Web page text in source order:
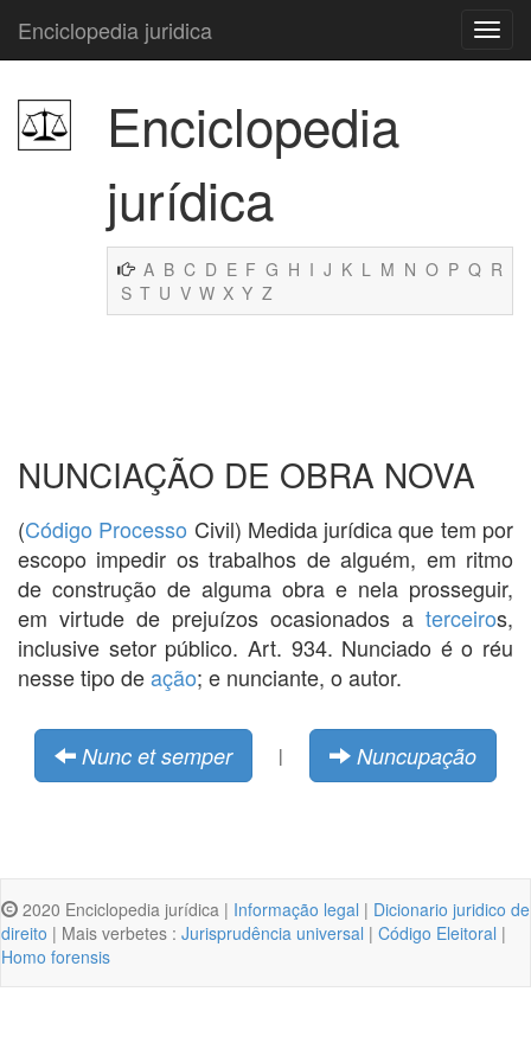
Enciclopedia juridica
Enciclopedia
jurídica
A B C D E F G H I J K L M N O P Q R
S T U V W X Y Z
NUNCIAÇÃO DE OBRA NOVA
(Código Processo Civil) Medida jurídica que tem por
escopo impedir os trabalhos de alguém, em ritmo
de construção de alguma obra e nela prosseguir,
em virtude de prejuízos ocasionados a terceiros,
inclusive setor público. Art. 934. Nunciado é o réu
nesse tipo deação; e nunciante, o autor.
Nunc et semper | Nuncupação
2020 Enciclopedia jurídica | Informação legal | Dicionario juridico de
direito | Mais verbetes : Jurisprudência universal | Código Eleitoral |
Homo forensis